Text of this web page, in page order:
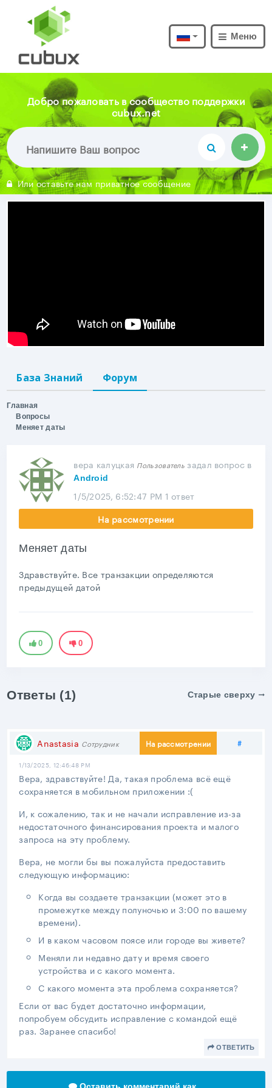
Меню
Добро пожаловать в сообщество поддержки
cubux.net
Или оставьте нам приватное сообщение
База Знаний Форум
Главная
Вопросы
Меняет даты
вера калуцкая Пользователь задал вопрос в
Android
1/5/2025, 6:52:47 PM 1 ответ
На рассмотрении
Меняет даты
Здравствуйте. Все транзакции определяются
предыдущей датой
0 0
Ответы (1) Старые сверху
Anastasia Сотрудник На рассмотрении #
1/13/2025, 12:46:48 PM
Вера, здравствуйте! Да, такая проблема всё ещё
сохраняется в мобильном приложении :(
И, к сожалению, так и не начали исправление из-за
недостаточного финансирования проекта и малого
запроса на эту проблему.
Вера, не могли бы вы пожалуйста предоставить
следующую информацию:
Когда вы создаете транзакции (может это в
промежутке между полуночью и 3:00 по вашему
времени).
И в каком часовом поясе или городе вы живете?
Меняли ли недавно дату и время своего
устройства и с какого момента.
С какого момента эта проблема сохраняется?
Если от вас будет достаточно информации,
попробуем обсудить исправление с командой ещё
раз. Заранее спасибо!
ОТВЕТИТЬ